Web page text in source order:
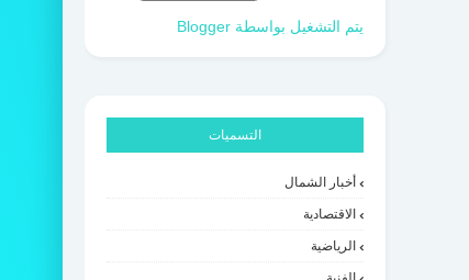
‏يتم التشغيل بواسطة Blogger
التسميات
أخبار الشمال
الاقتصادية
الرياضية